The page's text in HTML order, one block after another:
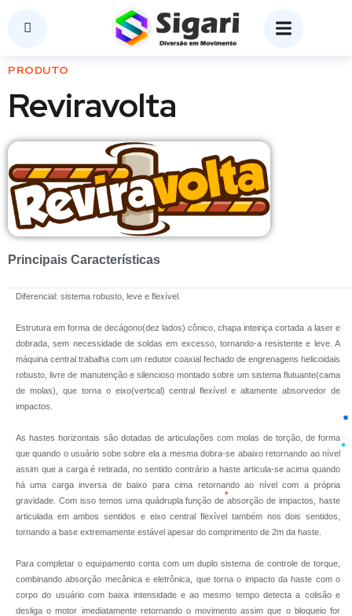
PRODUTO
Reviravolta
Principais Características
Diferencial: sistema robusto, leve e flexível.
Estrutura em forma de decágono(dez lados) cônico, chapa inteiriça cortada a laser e
dobrada, sem necessidade de soldas em excesso, tornando-a resistente e leve. A
máquina central trabalha com um redutor coaxial fechado de engrenagens helicoidais
robusto, livre de manutenção e silencioso montado sobre um sistema flutuante(cama
de molas), que torna o eixo(vertical) central flexível e altamente absorvedor de
impactos.
As hastes horizontais são dotadas de articulações com molas de torção, de forma
que quando o usuário sobe sobre ela a mesma dobra-se abaixo retornando ao nível
assim que a carga é retirada, no sentido contrário a haste articula-se acima quando
há uma carga inversa de baixo para cima retornando ao nível com a própria
gravidade. Com isso temos uma quádrupla função de absorção de impactos, haste
articulada em ambos sentidos e eixo central flexível também nos dois sentidos,
tornando a base extremamente estável apesar do comprimento de 2m da haste.
Para completar o equipamento conta com um duplo sistema de controle de torque,
combinando absorção mecânica e eletrônica, que torna o impacto da haste com o
corpo do usuário com baixa intensidade e ao mesmo tempo detecta a colisão e
desliga o motor imediatamente retornando o movimento assim que o bloqueio for